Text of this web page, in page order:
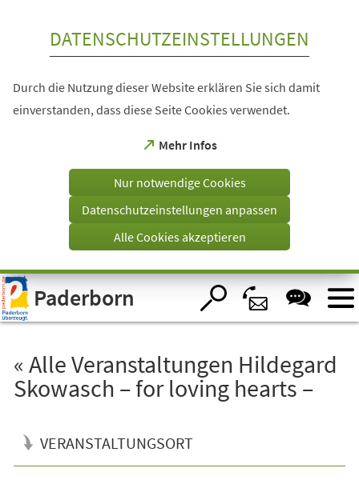
Visuelle
Assistenzsoftware
öffnen.
DATENSCHUTZEINSTELLUNGEN
Durch die Nutzung dieser Website erklären Sie sich damit
einverstanden, dass diese Seite Cookies verwendet.
Mehr Infos
(Öffnet
einem
Tab)
Nur notwendige Cookies
Datenschutzeinstellungen anpassen
Alle Cookies akzeptieren
Paderborn
« Alle Veranstaltungen Hildegard
Skowasch – for loving hearts –
VERANSTALTUNGSORT